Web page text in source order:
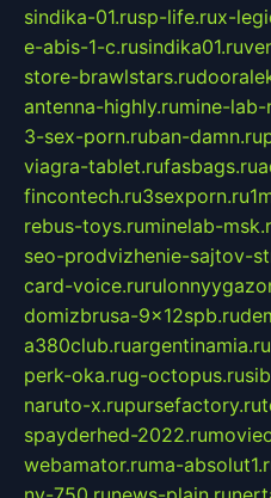
sindika-01.rusp-life.rux-
e-abis-1-c.rusindika01.ru
store-brawlstars.ru
antenna-highly.rumine-lab-
3-sex-porn.ruban-damn.ru
viagra-tablet.rufasbags.ru
fincontech.ru3sexporn.ru
rebus-toys.ruminelab-
seo-prodvizhenie-sajtov-
card-voice.ru
domizbrusa-9x12spb.ru
a380club.ruargentinamia.ru
perk-oka.rug-octopus.ru
naruto-x.rupursefactory.ru
spayderhed-2022.ru
webamator.ruma-